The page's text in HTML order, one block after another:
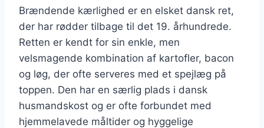
Brændende kærlighed er en elsket dansk ret,
der har rødder tilbage til det 19. århundrede.
Retten er kendt for sin enkle, men
velsmagende kombination af kartofler, bacon
og løg, der ofte serveres med et spejlæg på
toppen. Den har en særlig plads i dansk
husmandskost og er ofte forbundet med
hjemmelavede måltider og hyggelige